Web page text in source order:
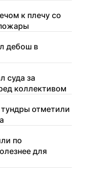
к плечу со
дебош в
суда за
коллективом
отметили
по
для